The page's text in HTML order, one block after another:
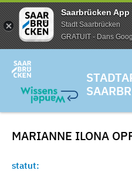
Saarbrücken App
Stadt Saarbrücken
GRATUIT - Dans
MARIANNE ILONA
statut: